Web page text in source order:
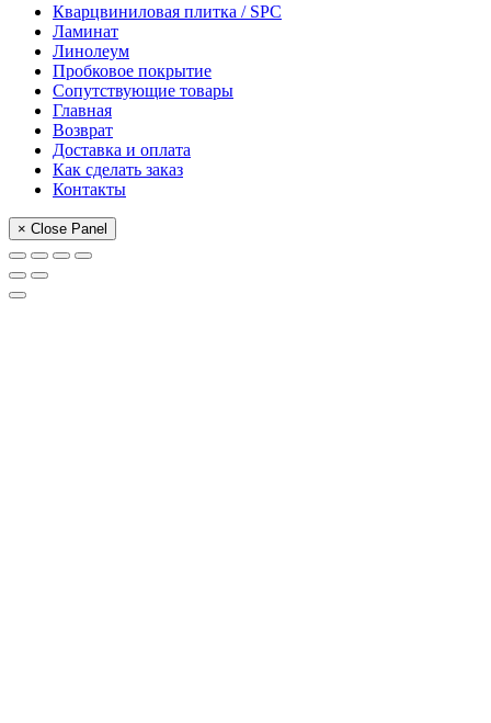
Кварцвиниловая плитка / SPС
Ламинат
Линолеум
Пробковое покрытие
Сопутствующие товары
Главная
Возврат
Доставка и оплата
Как сделать заказ
Контакты
× Close Panel